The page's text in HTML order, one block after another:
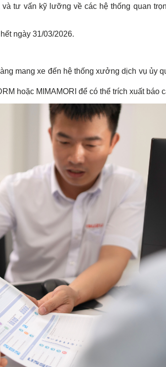
và tư vấn kỹ lưỡng về các hệ thống quan
ngày 31/03/2026.
mang xe đến hệ thống xưởng dịch vụ ủy
hoặc MIMAMORI để có thể trích xuất báo